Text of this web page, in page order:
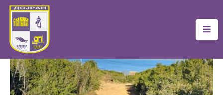
Почетна
Локална
Самоуправа